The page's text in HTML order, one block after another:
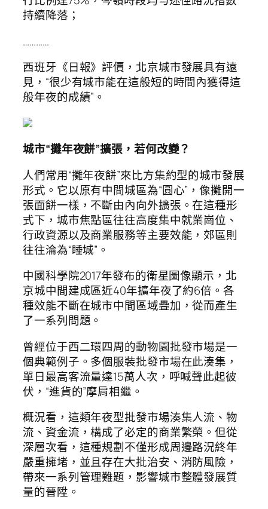
持續降落；
…………
西班牙《日報》評價，北京城市發展具有遠
見，“很少有城市能在這般短的時間內獲得這
般年夜的成績”。
城市“攤年夜餅”擴張，若何改變？
人們常用“攤年夜餅”來比方集約型的城市發展
形式。它以原有中間城區為“圓心”，像攤開一
張面餅一樣，不斷由內向外擴張。在這種形
式下，城市焦點區往往高度集中就業崗位、
行政資源以及商業服務等主要效能，郊區則
往往淪為“睡城”。
中國科學院2017年發布的衛星圖像顯示，北
京城中間建成區近40年擴年夜了約6倍。各
種效能不斷在城市中間區域疊加，從而產生
了一系列問題。
曾經位于西二環四周的動物園批發市場是一
個典範例子。多個服裝批發市場在此湊集，
單日最高客流量達15萬人次，呼喊聲此起彼
伏，“進貨的”摩肩相繼。
概況看，這類年夜型批發市場湊集人流、物
流、資金流，構成了必定的商業繁榮。但從
深層次看，這種規劃不僅形成周邊路況終年
嚴重擁堵，並且存在大批治安、消防風險，
帶來一系列管理難題，影響城市整體發展質
量的晉陞。